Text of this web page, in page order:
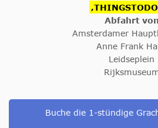
Abfahrt von
Amsterdamer
Anne Frank
Leidseplein
Buche die 1-stündige